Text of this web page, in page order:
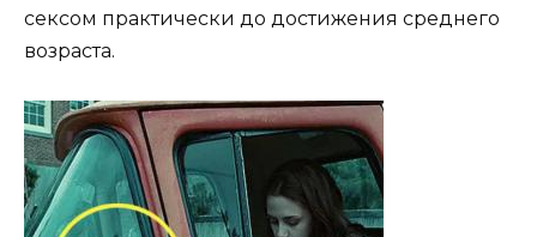
сексом практически до достижения среднего
возраста.